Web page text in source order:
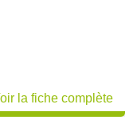
la fiche complète